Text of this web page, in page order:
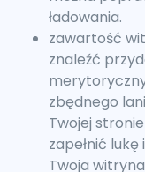
ładowania.
zawartość
znaleźć
zbędnego
Twojej
zapełnić
Twoja